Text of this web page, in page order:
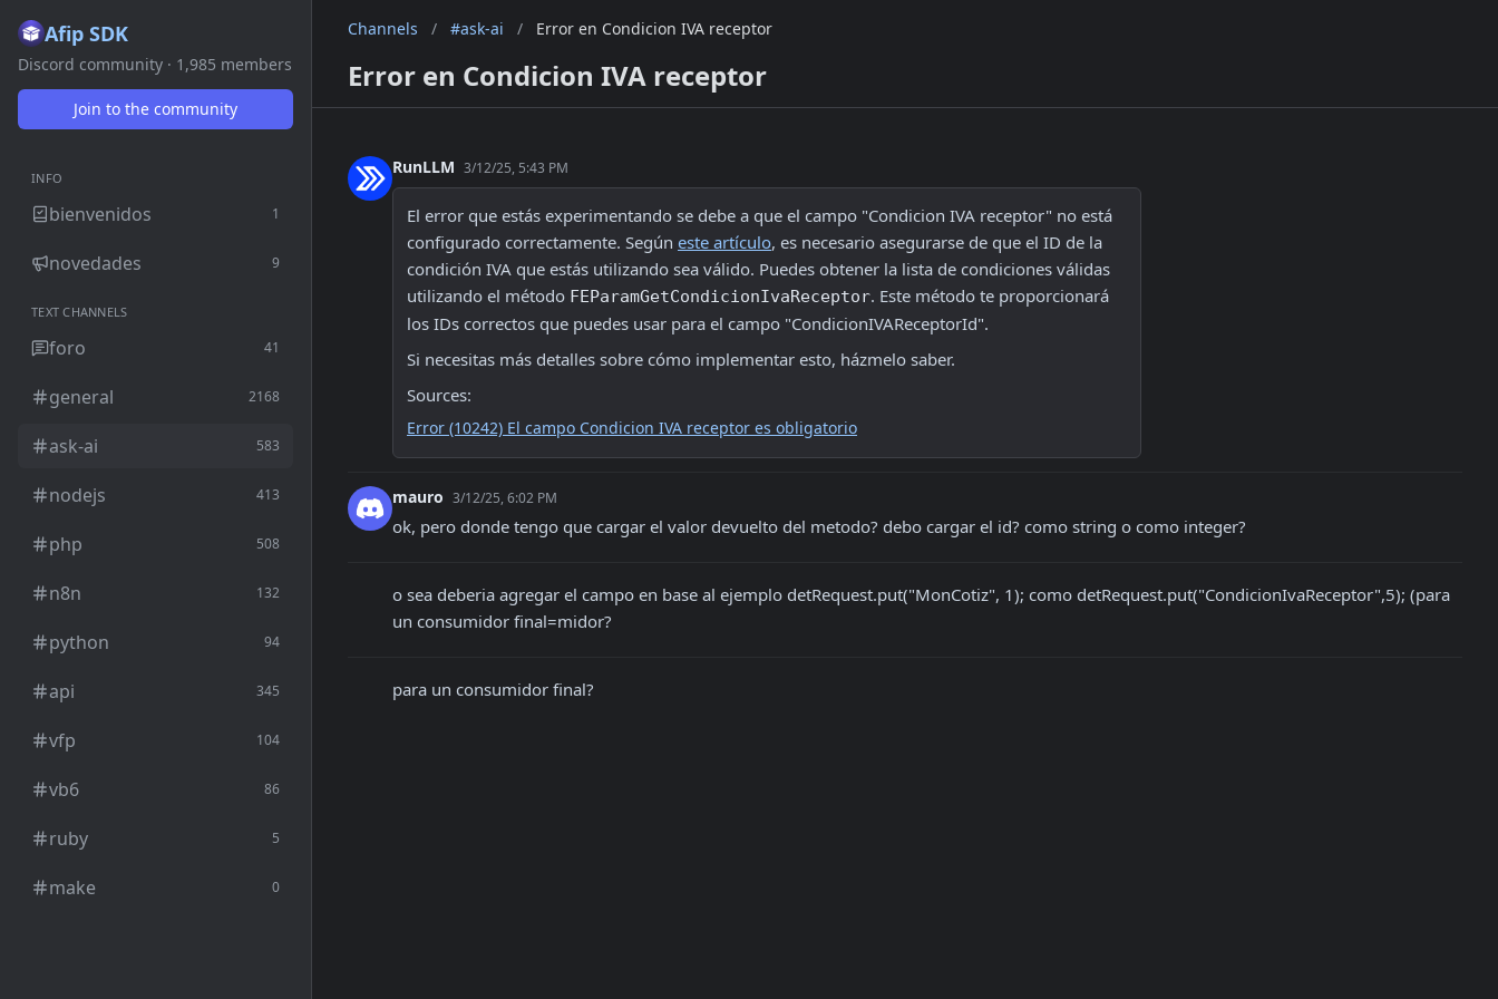
Afip SDK
Discord community · 1,985 members
Join to the community
INFO
bienvenidos 1
novedades 9
TEXT CHANNELS
foro 41
general 2168
ask-ai 583
nodejs 413
php 508
n8n 132
python 94
api 345
vfp 104
vb6 86
ruby 5
make 0
Channels / #ask-ai / Error en Condicion IVA receptor
Error en Condicion IVA receptor
RunLLM 3/12/25, 5:43 PM
El error que estás experimentando se debe a que el campo "Condicion IVA receptor" no está
configurado correctamente. Según este artículo, es necesario asegurarse de que el ID de la
condición IVA que estás utilizando sea válido. Puedes obtener la lista de condiciones válidas
utilizando el método FEParamGetCondicionIvaReceptor. Este método te proporcionará
los IDs correctos que puedes usar para el campo "CondicionIVAReceptorId".
Si necesitas más detalles sobre cómo implementar esto, házmelo saber.
Sources:
Error (10242) El campo Condicion IVA receptor es obligatorio
mauro 3/12/25, 6:02 PM
ok, pero donde tengo que cargar el valor devuelto del metodo? debo cargar el id? como string o como integer?
o sea deberia agregar el campo en base al ejemplo detRequest.put("MonCotiz", 1); como detRequest.put("CondicionIvaReceptor",5); (para
un consumidor final=midor?
para un consumidor final?